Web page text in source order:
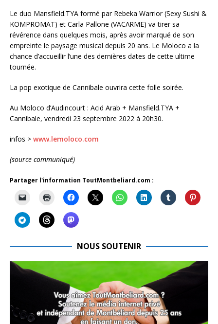
Le duo Mansfield.TYA formé par Rebeka Warrior (Sexy Sushi &
KOMPROMAT) et Carla Pallone (VACΛRME) va tirer sa
révérence dans quelques mois, après avoir marqué de son
empreinte le paysage musical depuis 20 ans. Le Moloco a la
chance d’accueillir l’une des dernières dates de cette ultime
tournée.
La pop exotique de Cannibale ouvrira cette folle soirée.
Au Moloco d’Audincourt : Acid Arab + Mansfield.TYA +
Cannibale, vendredi 23 septembre 2022 à 20h30.
infos > www.lemoloco.com
(source communiqué)
Partager l'information ToutMontbeliard.com :
NOUS SOUTENIR